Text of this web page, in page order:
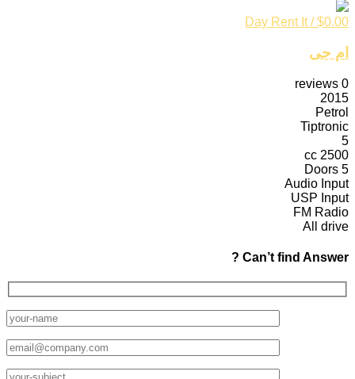
$0.00
/ Day
Rent It
ام جى
0
reviews
2015
Petrol
Tiptronic
5
2500 cc
5 Doors
Audio Input
USP Input
FM Radio
All drive
Can’t find Answer ?